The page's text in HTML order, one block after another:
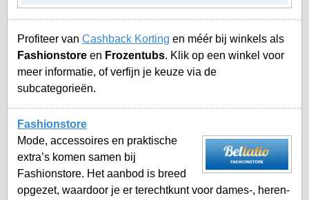
Profiteer van Cashback Korting en méér bij winkels als
Fashionstore en Frozentubs. Klik op een winkel voor
meer informatie, of verfijn je keuze via de
subcategorieën.
Fashionstore
Mode, accessoires en praktische
extra’s komen samen bij
Fashionstore. Het aanbod is breed
opgezet, waardoor je er terechtkunt voor dames-, heren-